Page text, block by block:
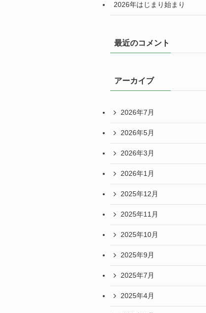
2026年はじまり始まり
最近のコメント
アーカイブ
2026年7月
2026年5月
2026年3月
2026年1月
2025年12月
2025年11月
2025年10月
2025年9月
2025年7月
2025年4月